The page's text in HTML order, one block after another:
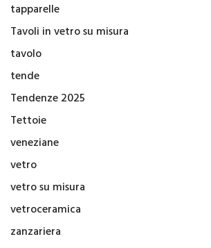
tapparelle
Tavoli in vetro su misura
tavolo
tende
Tendenze 2025
Tettoie
veneziane
vetro
vetro su misura
vetroceramica
zanzariera